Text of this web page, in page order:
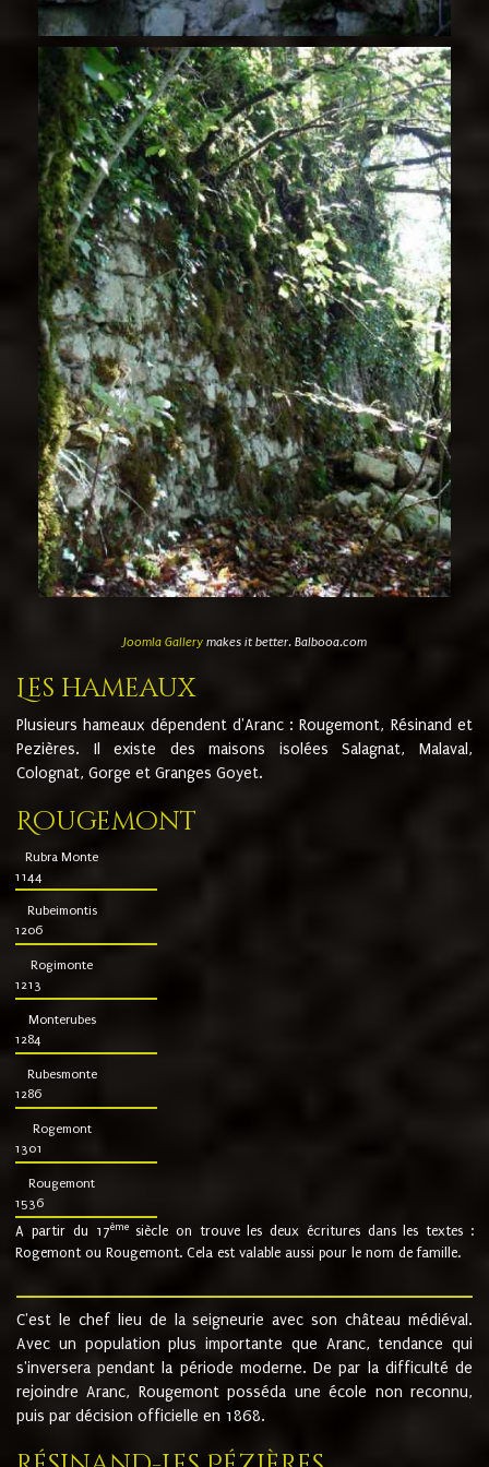
Joomla Gallerymakes it better. Balbooa.com
Les hameaux
Plusieurs hameaux dépendent d'Aranc : Rougemont, Résinand et
Pezières. Il existe des maisons isolées Salagnat, Malaval,
Colognat, Gorge et Granges Goyet.
Rougemont
Rubra Monte
1144
Rubeimontis
1206
Rogimonte
1213
Monterubes
1284
Rubesmonte
1286
Rogemont
1301
Rougemont
1536
A partir du 17ème siècle on trouve les deux écritures dans les textes :
Rogemont ou Rougemont. Cela est valable aussi pour le nom de famille.
C'est le chef lieu de la seigneurie avec son château médiéval.
Avec un population plus importante que Aranc, tendance qui
s'inversera pendant la période moderne. De par la difficulté de
rejoindre Aranc, Rougemont posséda une école non reconnu,
puis par décision officielle en 1868.